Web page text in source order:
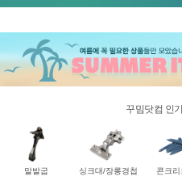
꾸밈닷컴 인
말발굽 싱크대/장롱경첩 콘크리